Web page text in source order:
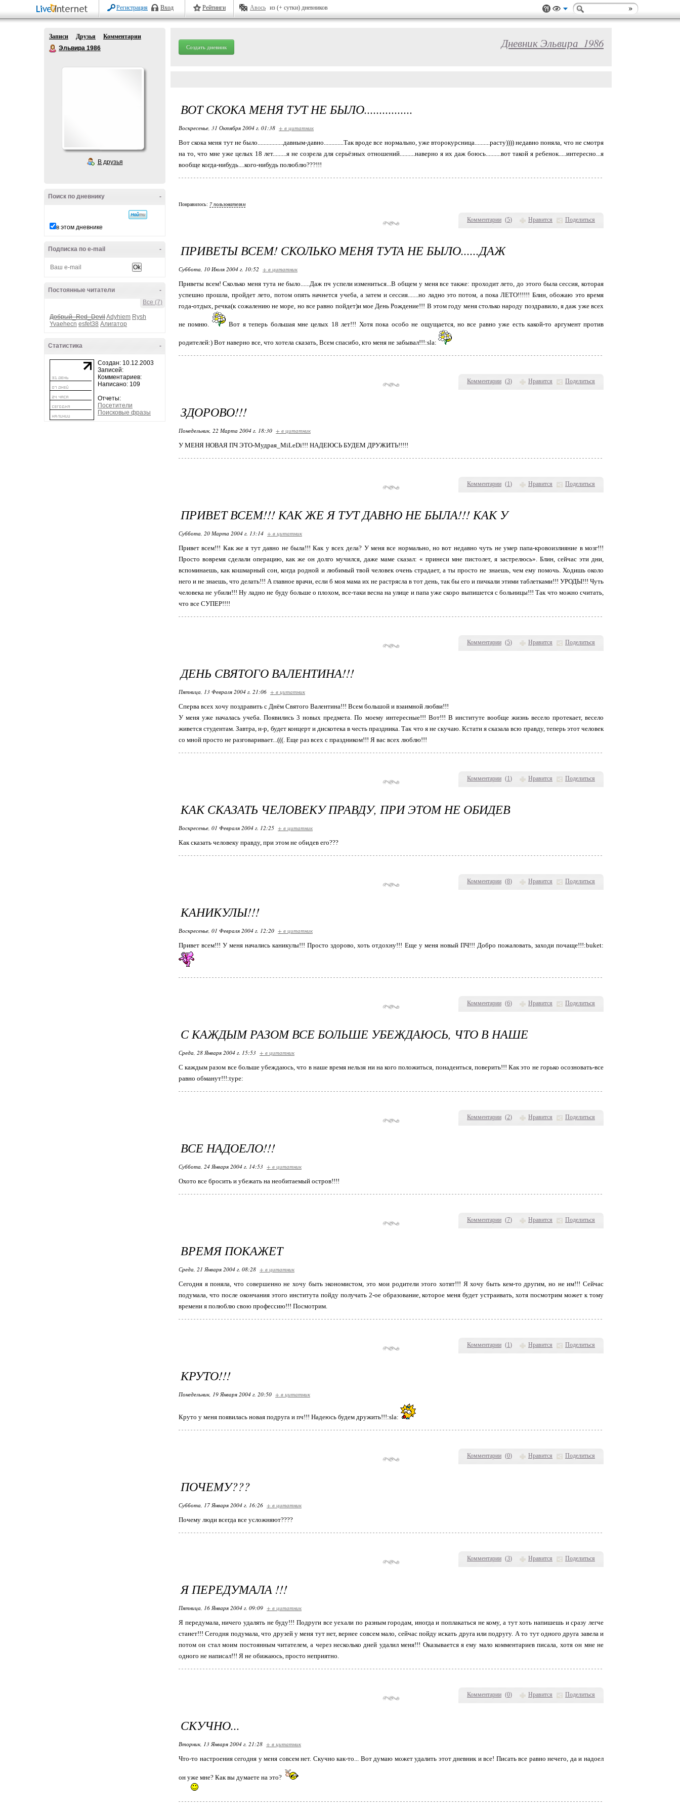
Регистрация Вход Рейтинги Авось из (+ сутки) дневников
Записи Друзья
Комментарии
Эльвира 1986
В друзья
-
Поиск по дневнику
в этом дневнике
-
Подписка по e-mail
-
Постоянные читатели
Все (7)
Добрый_Red_DevilAdyhiem Rysh
Yvaehecn esfet38 Алигатор
-
Статистика
Создан: 10.12.2003
Записей:
Комментариев:
Написано: 109
Отчеты:
Посетители
Поисковые фразы
Создать дневник Дневник Эльвира_1986
Комментарии (5) Нравится Поделиться
ВОТ СКОКА МЕНЯ ТУТ НЕ БЫЛО................
Воскресенье, 31 Октября 2004 г. 01:38 + в цитатник
Вот скока меня тут не было.................давным-давно.............Так вроде все нормально, уже второкурсница..........расту)))) недавно поняла, что не смотря
на то, что мне уже целых 18 лет.........я не созрела для серьёзных отношений..........наверно я их даж боюсь..........вот такой я ребенок.....интересно...я
вообще когда-нибудь....кого-нибудь полюблю???!!!
Понравилось: 7 пользователям
Комментарии (3) Нравится Поделиться
ПРИВЕТЫ ВСЕМ! СКОЛЬКО МЕНЯ ТУТА НЕ БЫЛО......ДАЖ
Суббота, 10 Июля 2004 г. 10:52 + в цитатник
Приветы всем! Сколько меня тута не было......Даж пч успели измениться...В общем у меня все также: проходит лето, до этого была сессия, которая
успешно прошла, пройдет лето, потом опять начнется учеба, а затем и сессия.......но ладно это потом, а пока ЛЕТО!!!!!! Блин, обожаю это время
года-отдых, речка(к сожалению не море, но все равно пойдет)и мое День Рождение!!! В этом году меня столько народу поздравило, я даж уже всех
не помню. Вот я теперь большая мне целых 18 лет!!! Хотя пока особо не ощущается, но все равно уже есть какой-то аргумент против
родителей:) Вот наверно все, что хотела сказать, Всем спасибо, кто меня не забывал!!!:sla:
Комментарии (1) Нравится Поделиться
ЗДОРОВО!!!
Понедельник, 22 Марта 2004 г. 18:30 + в цитатник
У МЕНЯ НОВАЯ ПЧ ЭТО-Мудрая_MiLeDi!!! НАДЕЮСЬ БУДЕМ ДРУЖИТЬ!!!!!
Комментарии (5) Нравится Поделиться
ПРИВЕТ ВСЕМ!!! КАК ЖЕ Я ТУТ ДАВНО НЕ БЫЛА!!! КАК У
Суббота, 20 Марта 2004 г. 13:14 + в цитатник
Привет всем!!! Как же я тут давно не была!!! Как у всех дела? У меня все нормально, но вот недавно чуть не умер папа-кровоизлияние в мозг!!!
Просто вовремя сделали операцию, как же он долго мучился, даже маме сказал: « принеси мне пистолет, я застрелюсь». Блин, сейчас эти дни,
вспоминаешь, как кошмарный сон, когда родной и любимый твой человек очень страдает, а ты просто не знаешь, чем ему помочь. Ходишь около
него и не знаешь, что делать!!! А главное врачи, если б моя мама их не растрясла в тот день, так бы его и пичкали этими таблетками!!! УРОДЫ!!! Чуть
человека не убили!!! Ну ладно не буду больше о плохом, все-таки весна на улице и папа уже скоро выпишется с больницы!!! Так что можно считать,
что все СУПЕР!!!!
Комментарии (1) Нравится Поделиться
ДЕНЬ СВЯТОГО ВАЛЕНТИНА!!!
Пятница, 13 Февраля 2004 г. 21:06 + в цитатник
Сперва всех хочу поздравить с Днём Святого Валентина!!! Всем большой и взаимной любви!!!
У меня уже началась учеба. Появились 3 новых предмета. По моему интересные!!! Вот!!! В институте вообще жизнь весело протекает, весело
живется студентам. Завтра, н-р, будет концерт и дискотека в честь праздника. Так что я не скучаю. Кстати я сказала всю правду, теперь этот человек
со мной просто не разговаривает...(((. Еще раз всех с праздником!!! Я вас всех люблю!!!
Комментарии (8) Нравится Поделиться
КАК СКАЗАТЬ ЧЕЛОВЕКУ ПРАВДУ, ПРИ ЭТОМ НЕ ОБИДЕВ
Воскресенье, 01 Февраля 2004 г. 12:25 + в цитатник
Как сказать человеку правду, при этом не обидев его???
Комментарии (6) Нравится Поделиться
КАНИКУЛЫ!!!
Воскресенье, 01 Февраля 2004 г. 12:20 + в цитатник
Привет всем!!! У меня начались каникулы!!! Просто здорово, хоть отдохну!!! Еще у меня новый ПЧ!!! Добро пожаловать, заходи почаще!!!:buket:
Комментарии (2) Нравится Поделиться
С КАЖДЫМ РАЗОМ ВСЕ БОЛЬШЕ УБЕЖДАЮСЬ, ЧТО В НАШЕ
Среда, 28 Января 2004 г. 15:53 + в цитатник
С каждым разом все больше убеждаюсь, что в наше время нельзя ни на кого положиться, понадеиться, поверить!!! Как это не горько осозновать-все
равно обманут!!!:type:
Комментарии (7) Нравится Поделиться
ВСЕ НАДОЕЛО!!!
Суббота, 24 Января 2004 г. 14:53 + в цитатник
Охото все бросить и убежать на необитаемый остров!!!!
Комментарии (1) Нравится Поделиться
ВРЕМЯ ПОКАЖЕТ
Среда, 21 Января 2004 г. 08:28 + в цитатник
Сегодня я поняла, что совершенно не хочу быть экономистом, это мои родители этого хотят!!! Я хочу быть кем-то другим, но не им!!! Сейчас
подумала, что после окончания этого института пойду получать 2-ое образование, которое меня будет устраивать, хотя посмотрим может к тому
времени я полюблю свою профессию!!! Посмотрим.
Комментарии (0) Нравится Поделиться
КРУТО!!!
Понедельник, 19 Января 2004 г. 20:50 + в цитатник
Круто у меня появилась новая подруга и пч!!! Надеюсь будем дружить!!!:sla:
Комментарии (3) Нравится Поделиться
ПОЧЕМУ???
Суббота, 17 Января 2004 г. 16:26 + в цитатник
Почему люди всегда все усложняют????
Комментарии (0) Нравится Поделиться
Я ПЕРЕДУМАЛА !!!
Пятница, 16 Января 2004 г. 09:09 + в цитатник
Я передумала, ничего удалять не буду!!! Подруги все уехали по разным городам, иногда и поплакаться не кому, а тут хоть напишешь и сразу легче
станет!!! Сегодня подумала, что друзей у меня тут нет, вернее совсем мало, сейчас пойду искать друга или подругу. А то тут одного друга завела и
потом он стал моим постоянным читателем, а через несколько дней удалил меня!!! Оказывается я ему мало комментариев писала, хотя он мне не
одного не написал!!! Я не обижаюсь, просто неприятно.
СКУЧНО...
Вторник, 13 Января 2004 г. 21:28 + в цитатник
Что-то настроения сегодня у меня совсем нет. Скучно как-то... Вот думаю может удалить этот дневник и все! Писать все равно нечего, да и надоел
он уже мне? Как вы думаете на это?